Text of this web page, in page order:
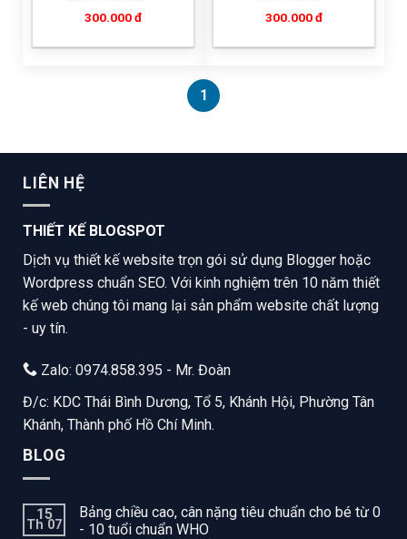
300.000đ
300.000đ
1
LIÊN HỆ
THIẾT KẾ BLOGSPOT
Dịch vụ thiết kế website trọn gói sử dụng Blogger hoặc
Wordpress chuẩn SEO. Với kinh nghiệm trên 10 năm thiết
kế web chúng tôi mang lại sản phẩm website chất lượng
- uy tín.
Zalo: 0974.858.395 - Mr. Đoàn
Đ/c: KDC Thái Bình Dương, Tổ 5, Khánh Hội, Phường Tân
Khánh, Thành phố Hồ Chí Minh.
BLOG
15
Th 07
Bảng chiều cao, cân nặng tiêu chuẩn cho bé từ 0
- 10 tuổi chuẩn WHO